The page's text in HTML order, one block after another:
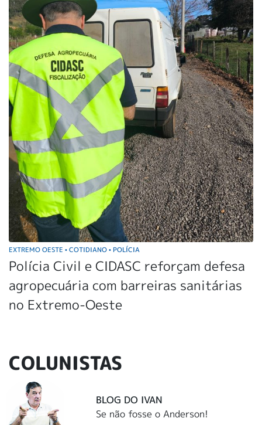
EXTREMO OESTE • COTIDIANO • POLÍCIA
Polícia Civil e CIDASC reforçam defesa
agropecuária com barreiras sanitárias
no Extremo-Oeste
COLUNISTAS
BLOG DO IVAN
Se não fosse o Anderson!